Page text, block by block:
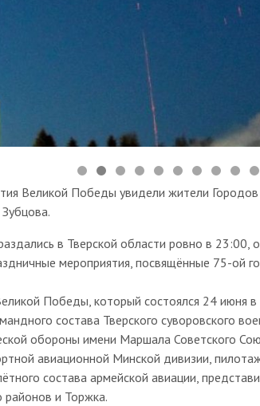
Великой Победы увидели жители
в Тверской области ровно в
мероприятия, посвящённые 75-ой
Победы, который состоялся 24 июня в
состава Тверского суворовского
обороны имени Маршала Советского
авиационной Минской дивизии,
состава армейской авиации,
районов и Торжка.